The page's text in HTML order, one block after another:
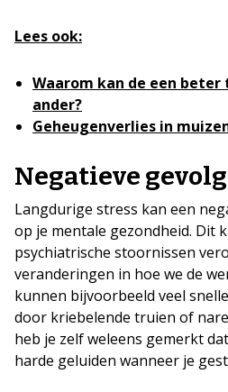
Lees ook:
Waarom kan de een beter
ander?
Geheugenverlies in
Negatieve
Langdurige stress kan een
op je mentale gezondheid. Dit
psychiatrische stoornissen
veranderingen in hoe we de
kunnen bijvoorbeeld veel
door kriebelende truien of
heb je zelf weleens gemerkt
harde geluiden wanneer je